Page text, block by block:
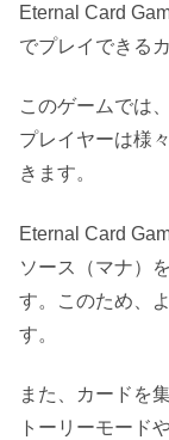
Eternal Card
でプレイできる
このゲームでは
プレイヤーは様
きます。
Eternal Card
ソース（マナ）
す。このため、
す。
また、カードを
トーリーモード